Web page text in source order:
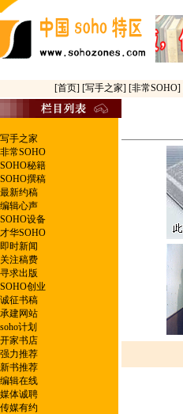
[首页] [写手之家] [非常SOHO]
手之家
常SOHO
秘籍
撰稿
新约稿
辑心声
设备
华SOHO
时新闻
注稿费
求出版
创业
征书稿
建网站
计划
家书店
力推荐
书推荐
辑在线
体诚聘
媒有约